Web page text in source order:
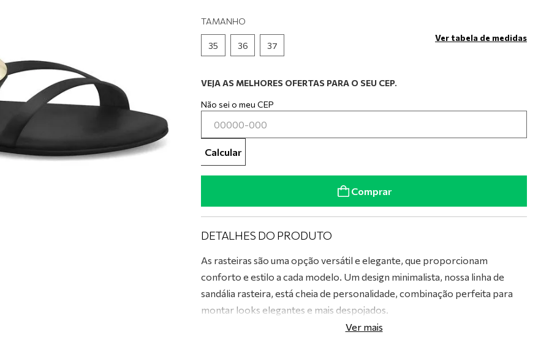
TAMANHO
35 36 37
Ver tabela de medidas
VEJA AS MELHORES OFERTAS PARA O SEU CEP.
Não sei o meu CEP
Calcular
Comprar
DETALHES DO PRODUTO
As rasteiras são uma opção versátil e elegante, que proporcionam
conforto e estilo a cada modelo. Um design minimalista, nossa linha de
sandália rasteira, está cheia de personalidade, combinação perfeita para
montar looks elegantes e mais despojados.
Ver mais